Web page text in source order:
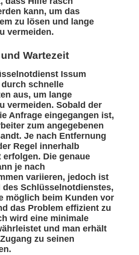
kann, um das
zu lösen und lange
vermeiden.
Wartezeit
Issum
schnelle
aus, um lange
vermeiden. Sobald der
Anfrage eingegangen ist,
zum angegebenen
Je nach Entfernung
Regel innerhalb
erfolgen. Die genaue
je nach
variieren, jedoch ist
des Schlüsselnotdienstes,
möglich beim Kunden vor
das Problem effizient zu
wird eine minimale
und man erhält
zu seinen